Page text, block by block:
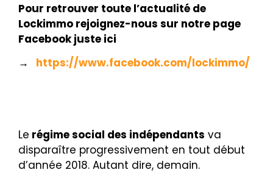
Pour retrouver toute l’actualité de
Lockimmo rejoignez-nous sur notre page
Facebook juste ici
→ https://www.facebook.com/lockimmo/
Le régime social des indépendants va
disparaître progressivement en tout début
d’année 2018. Autant dire, demain.